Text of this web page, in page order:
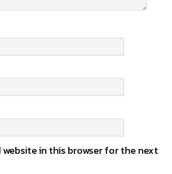
website in this browser for the next